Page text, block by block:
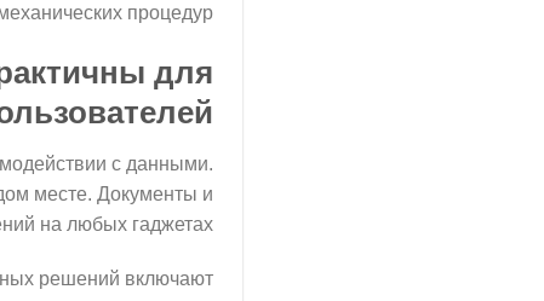
процедур.
для
с данными.
месте. Документы и
на любых гаджетах.
решений включают: